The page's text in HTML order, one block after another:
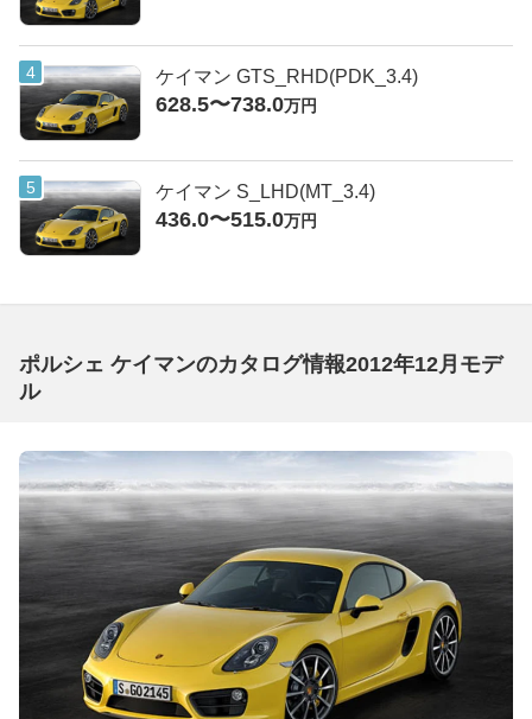
ケイマン GTS_RHD(PDK_3.4)
628.5〜738.0万円
ケイマン S_LHD(MT_3.4)
436.0〜515.0万円
ポルシェ ケイマンのカタログ情報2012年12月モデ
ル